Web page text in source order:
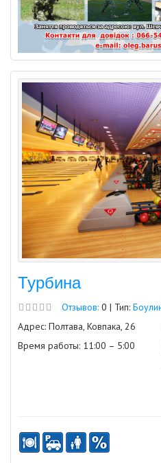
Турбина
Отзывов: 0 | Тип:
Адрес: Полтава, Ковпака, 26
Время работы: 11:00 – 5:00